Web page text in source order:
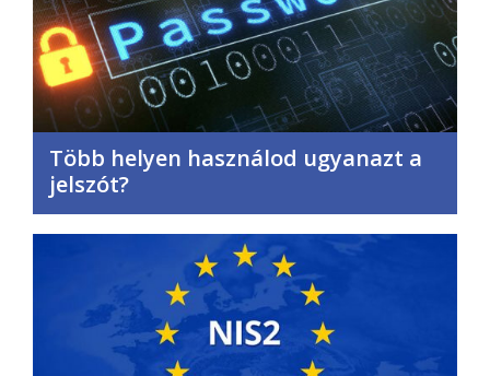
Több helyen használod ugyanazt a
jelszót?